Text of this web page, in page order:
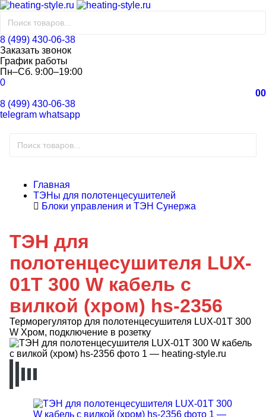
8 (499) 430-06-38
Заказать звонок
График работы
Пн–Сб. 9:00–19:00
0
00
8 (499) 430-06-38
telegram whatsapp
Главная
ТЭНы для полотенцесушителей
Блоки управления и ТЭН Сунержа
ТЭН для
полотенцесушителя LUX-
01T 300 W кабель с
вилкой (хром) hs-2356
Терморегулятор для полотенцесушителя LUX-01T 300
W Хром, подключение в розетку